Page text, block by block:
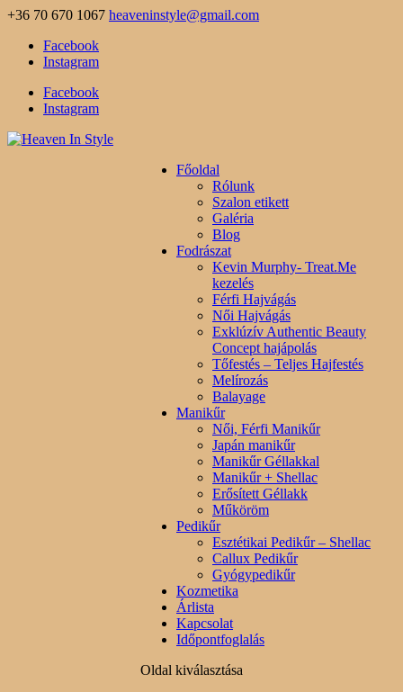
+36 70 670 1067 heaveninstyle@gmail.com
Facebook
Instagram
Facebook
Instagram
Főoldal
Rólunk
Szalon etikett
Galéria
Blog
Fodrászat
Kevin Murphy- Treat.Me
kezelés
Férfi Hajvágás
Női Hajvágás
Exklúzív Authentic Beauty
Concept hajápolás
Tőfestés – Teljes Hajfestés
Melírozás
Balayage
Manikűr
Női, Férfi Manikűr
Japán manikűr
Manikűr Géllakkal
Manikűr + Shellac
Erősített Géllakk
Műköröm
Pedikűr
Esztétikai Pedikűr – Shellac
Callux Pedikűr
Gyógypedikűr
Kozmetika
Árlista
Kapcsolat
Időpontfoglalás
Oldal kiválasztása